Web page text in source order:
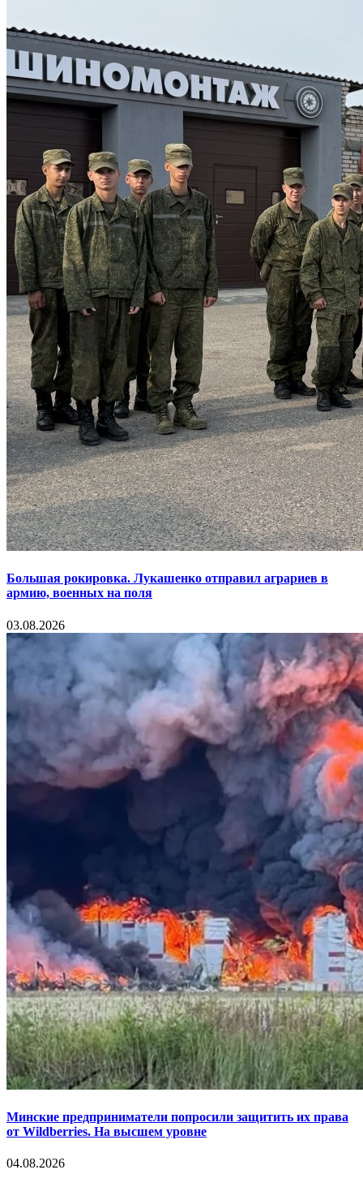
Большая рокировка. Лукашенко отправил аграриев в
армию, военных на поля
03.08.2026
Минские предприниматели попросили защитить их права
от Wildberries. На высшем уровне
04.08.2026